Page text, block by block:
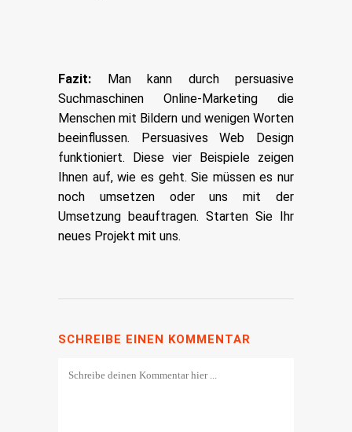
Fazit: Man kann durch persuasive
Suchmaschinen Online-Marketing die
Menschen mit Bildern und wenigen Worten
beeinflussen. Persuasives Web Design
funktioniert. Diese vier Beispiele zeigen
Ihnen auf, wie es geht. Sie müssen es nur
noch umsetzen oder uns mit der
Umsetzung beauftragen. Starten Sie Ihr
neues Projekt mit uns.
SCHREIBE EINEN KOMMENTAR